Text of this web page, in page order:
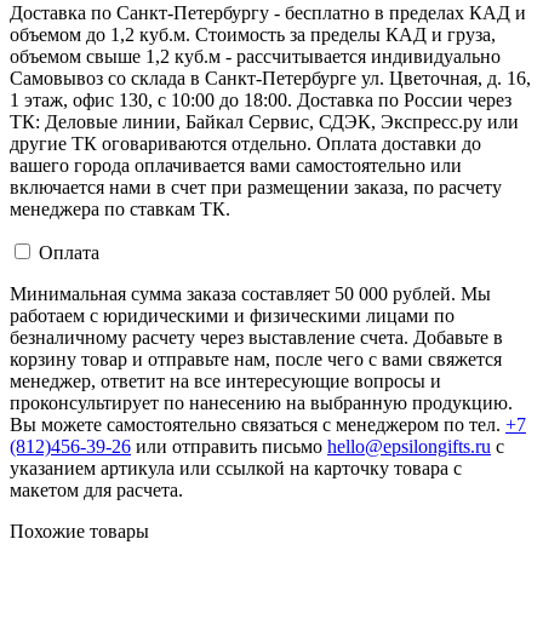
Доставка по Санкт-Петербургу - бесплатно в пределах КАД и
объемом до 1,2 куб.м. Стоимость за пределы КАД и груза,
объемом свыше 1,2 куб.м - рассчитывается индивидуально
Самовывоз со склада в Санкт-Петербурге ул. Цветочная, д. 16,
1 этаж, офис 130, с 10:00 до 18:00. Доставка по России через
ТК: Деловые линии, Байкал Сервис, СДЭК, Экспресс.ру или
другие ТК оговариваются отдельно. Оплата доставки до
вашего города оплачивается вами самостоятельно или
включается нами в счет при размещении заказа, по расчету
менеджера по ставкам ТК.
Оплата
Минимальная сумма заказа составляет 50 000 рублей. Мы
работаем с юридическими и физическими лицами по
безналичному расчету через выставление счета. Добавьте в
корзину товар и отправьте нам, после чего с вами свяжется
менеджер, ответит на все интересующие вопросы и
проконсультирует по нанесению на выбранную продукцию.
Вы можете самостоятельно связаться с менеджером по тел. +7
(812)456-39-26 или отправить письмо hello@epsilongifts.ru с
указанием артикула или ссылкой на карточку товара с
макетом для расчета.
Похожие товары